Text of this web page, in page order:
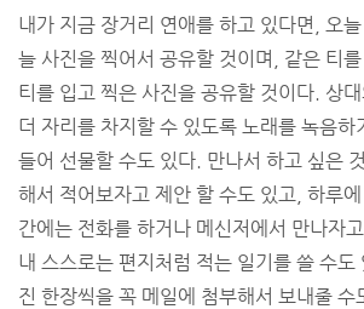
내가 지금 장거리 연애를 하고 있다면, 오
늘 사진을 찍어서 공유할 것이며, 같은 티
티를 입고 찍은 사진을 공유할 것이다. 상
더 자리를 차지할 수 있도록 노래를 녹음하
들어 선물할 수도 있다. 만나서 하고 싶은
해서 적어보자고 제안 할 수도 있고, 하루에
간에는 전화를 하거나 메신저에서 만나자
내 스스로는 편지처럼 적는 일기를 쓸 수도
진 한장씩을 꼭 메일에 첨부해서 보내줄 수